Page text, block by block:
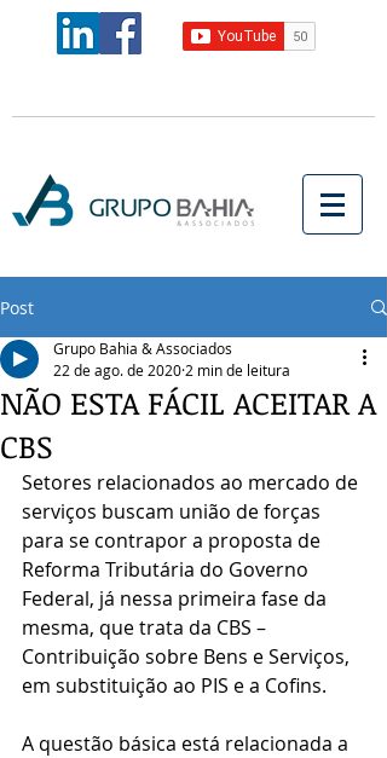
Post
NÃO ESTA FÁCIL ACEITAR A
CBS
Grupo Bahia & Associados
22 de ago. de 2020 2 min de leitura
Setores relacionados ao mercado de
serviços buscam união de forças
para se contrapor a proposta de
Reforma Tributária do Governo
Federal, já nessa primeira fase da
mesma, que trata da CBS –
Contribuição sobre Bens e Serviços,
em substituição ao PIS e a Cofins.
A questão básica está relacionada a